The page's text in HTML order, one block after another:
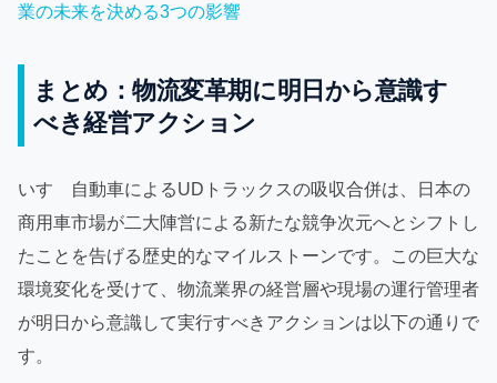
業の未来を決める3つの影響
まとめ：物流変革期に明日から意識す
べき経営アクション
いすゞ自動車によるUDトラックスの吸収合併は、日本の
商用車市場が二大陣営による新たな競争次元へとシフトし
たことを告げる歴史的なマイルストーンです。この巨大な
環境変化を受けて、物流業界の経営層や現場の運行管理者
が明日から意識して実行すべきアクションは以下の通りで
す。